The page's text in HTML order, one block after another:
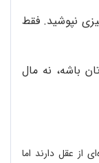
نپوشید. فقط
باشه، نه مال
از عقل دارند اما